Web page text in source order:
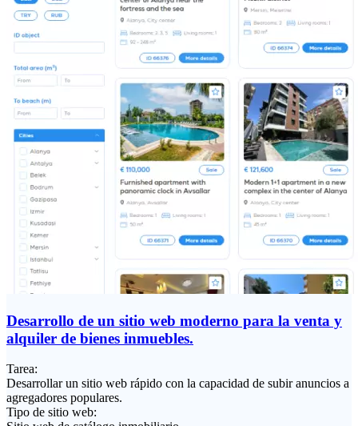
Desarrollo de un sitio web moderno para la venta y
alquiler de bienes inmuebles.
Tarea:
Desarrollar un sitio web rápido con la capacidad de subir anuncios a
agregadores populares.
Tipo de sitio web: